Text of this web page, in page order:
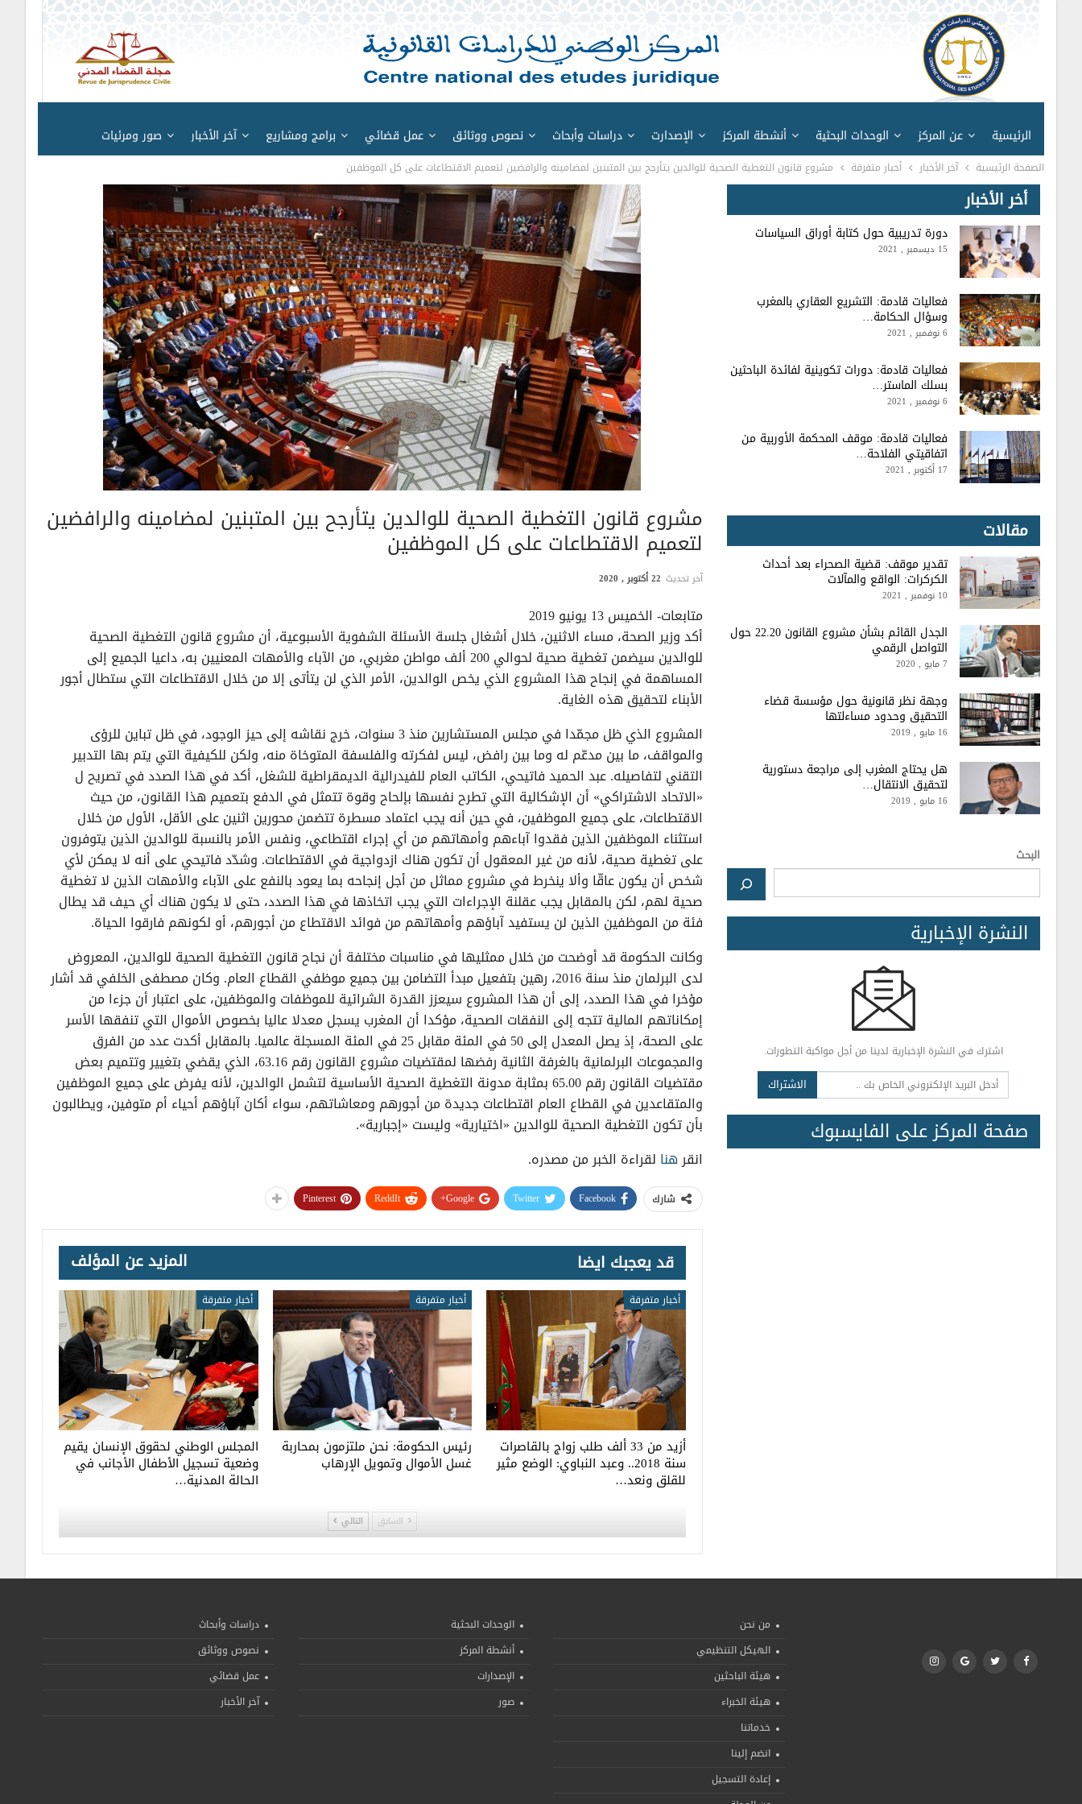
الرئيسية عن المركز الوحدات البحثية أنشطة المركز الإصدارت دراسات وأبحاث نصوص ووثائق عمل قضائي برامج ومشاريع آخر الأخبار صور ومرئيات
الصفحة الرئيسية آخر الأخبار أخبار متفرقة مشروع قانون التغطية الصحية للوالدين يتأرجح بين المتبنين لمضامينه والرافضين لتعميم الاقتطاعات على كل الموظفين
مشروع قانون التغطية الصحية للوالدين يتأرجح بين المتبنين لمضامينه والرافضين
لتعميم الاقتطاعات على كل الموظفين
آخر تحديث 22 أكتوبر , 2020
متابعات- الخميس 13 يونيو 2019
أكد وزير الصحة، مساء الاثنين، خلال أشغال جلسة الأسئلة الشفوية الأسبوعية، أن مشروع قانون التغطية الصحية
للوالدين سيضمن تغطية صحية لحوالي 200 ألف مواطن مغربي، من الآباء والأمهات المعنيين به، داعيا الجميع إلى
المساهمة في إنجاح هذا المشروع الذي يخص الوالدين، الأمر الذي لن يتأتى إلا من خلال الاقتطاعات التي ستطال أجور
الأبناء لتحقيق هذه الغاية.
المشروع الذي ظل مجمّدا في مجلس المستشارين منذ 3 سنوات، خرج نقاشه إلى حيز الوجود، في ظل تباين للرؤى
والمواقف، ما بين مدعّم له وما بين رافض، ليس لفكرته والفلسفة المتوخاة منه، ولكن للكيفية التي يتم بها التدبير
التقني لتفاصيله. عبد الحميد فاتيحي، الكاتب العام للفيدرالية الديمقراطية للشغل، أكد في هذا الصدد في تصريح ل
«الاتحاد الاشتراكي» أن الإشكالية التي تطرح نفسها بإلحاح وقوة تتمثل في الدفع بتعميم هذا القانون، من حيث
الاقتطاعات، على جميع الموظفين، في حين أنه يجب اعتماد مسطرة تتضمن محورين اثنين على الأقل، الأول من خلال
استثناء الموظفين الذين فقدوا آباءهم وأمهاتهم من أي إجراء اقتطاعي، ونفس الأمر بالنسبة للوالدين الذين يتوفرون
على تغطية صحية، لأنه من غير المعقول أن تكون هناك ازدواجية في الاقتطاعات. وشدّد فاتيحي على أنه لا يمكن لأي
شخص أن يكون عاقّا وألا ينخرط في مشروع مماثل من أجل إنجاحه بما يعود بالنفع على الآباء والأمهات الذين لا تغطية
صحية لهم، لكن بالمقابل يجب عقلنة الإجراءات التي يجب اتخاذها في هذا الصدد، حتى لا يكون هناك أي حيف قد يطال
فئة من الموظفين الذين لن يستفيد آباؤهم وأمهاتهم من فوائد الاقتطاع من أجورهم، أو لكونهم فارقوا الحياة.
وكانت الحكومة قد أوضحت من خلال ممثليها في مناسبات مختلفة أن نجاح قانون التغطية الصحية للوالدين، المعروض
لدى البرلمان منذ سنة 2016، رهين بتفعيل مبدأ التضامن بين جميع موظفي القطاع العام. وكان مصطفى الخلفي قد أشار
مؤخرا في هذا الصدد، إلى أن هذا المشروع سيعزز القدرة الشرائية للموظفات والموظفين، على اعتبار أن جزءا من
إمكاناتهم المالية تتجه إلى النفقات الصحية، مؤكدا أن المغرب يسجل معدلا عاليا بخصوص الأموال التي تنفقها الأسر
على الصحة، إذ يصل المعدل إلى 50 في المئة مقابل 25 في المئة المسجلة عالميا. بالمقابل أكدت عدد من الفرق
والمجموعات البرلمانية بالغرفة الثانية رفضها لمقتضيات مشروع القانون رقم 63.16، الذي يقضي بتغيير وتتميم بعض
مقتضيات القانون رقم 65.00 بمثابة مدونة التغطية الصحية الأساسية لتشمل الوالدين، لأنه يفرض على جميع الموظفين
والمتقاعدين في القطاع العام اقتطاعات جديدة من أجورهم ومعاشاتهم، سواء أكان آباؤهم أحياء أم متوفين، ويطالبون
بأن تكون التغطية الصحية للوالدين «اختيارية» وليست «إجبارية».
انقرهنا لقراءة الخبر من مصدره.
شارك Facebook
Twitter
Google+
ReddIt
Pinterest
قد يعجبك ايضا المزيد عن المؤلف
أخبار متفرقة
أزيد من 33 ألف طلب زواج بالقاصرات
سنة 2018.. وعبد النباوي: الوضع مثير
للقلق ونعد…
أخبار متفرقة
رئيس الحكومة: نحن ملتزمون بمحاربة
غسل الأموال وتمويل الإرهاب
أخبار متفرقة
المجلس الوطني لحقوق الإنسان يقيم
وضعية تسجيل الأطفال الأجانب في
الحالة المدنية…
السابق التالي
أخر الأخبار
دورة تدريبية حول كتابة أوراق السياسات
15 ديسمبر , 2021
فعاليات قادمة: التشريع العقاري بالمغرب
وسؤال الحكامة…
6 نوفمبر , 2021
فعاليات قادمة: دورات تكوينية لفائدة الباحثين
بسلك الماستر…
6 نوفمبر , 2021
فعاليات قادمة: موقف المحكمة الأوربية من
اتفاقيتي الفلاحة…
17 أكتوبر , 2021
مقالات
تقدير موقف: قضية الصحراء بعد أحداث
الكركرات: الواقع والمآلات
10 نوفمبر , 2021
الجدل القائم بشأن مشروع القانون 22.20 حول
التواصل الرقمي
7 مايو , 2020
وجهة نظر قانونية حول مؤسسة قضاء
التحقيق وحدود مساءلتها
16 مايو , 2019
هل يحتاج المغرب إلى مراجعة دستورية
لتحقيق الانتقال…
16 مايو , 2019
البحث
النشرة الإخبارية
اشترك في النشرة الإخبارية لدينا من أجل مواكبة التطورات.
الاشتراك
صفحة المركز على الفايسبوك
من نحن
الهيكل التنظيمي
هيئة الباحثين
هيئة الخبراء
خدماتنا
انضم إلينا
إعادة التسجيل
الوحدات البحثية
أنشطة المركز
الإصدارات
صور
دراسات وأبحاث
نصوص ووثائق
عمل قضائي
آخر الأخبار